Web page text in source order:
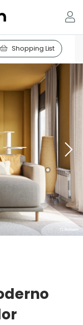
Shopping List